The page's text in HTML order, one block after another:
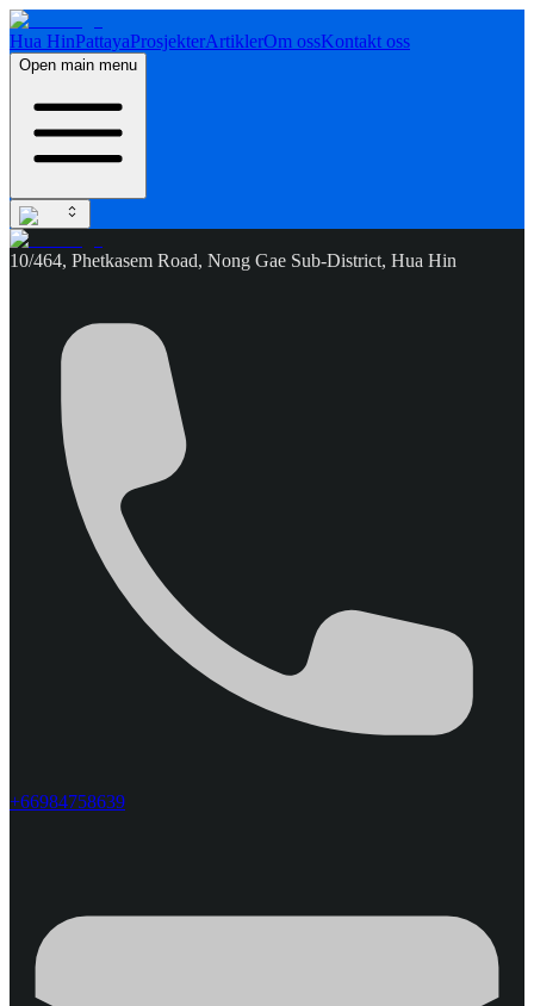
Hua HinPattayaProsjekterArtiklerOm ossKontakt oss
Open main menu
10/464, Phetkasem Road, Nong Gae Sub-District, Hua Hin
+66984758639